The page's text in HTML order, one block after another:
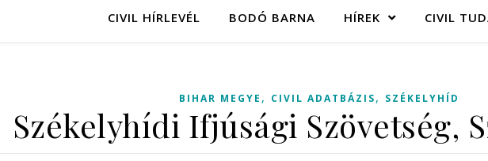
CIVIL HÍRLEVÉL BODÓ BARNA HÍREK CIVIL
BIHAR MEGYE , CIVIL ADATBÁZIS, SZÉKELYHÍD
Székelyhídi Ifjúsági Szövetség,